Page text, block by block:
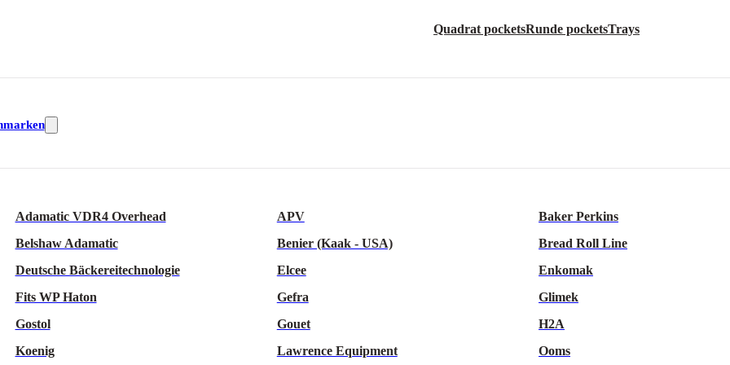
Quadrat pocketsRunde pocketsTrays
Adamatic VDR4 Overhead APV
Baker Perkins
Belshaw Adamatic
Benier (Kaak - USA)
Bread Roll Line
Deutsche Bäckereitechnologie
Elcee
Enkomak
Fits WP Haton
Gefra
Glimek
Gostol
Gouet
H2A
Koenig
Lawrence Equipment
Ooms